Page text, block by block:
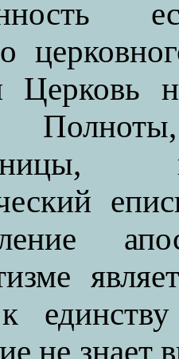
Церковь
не знает